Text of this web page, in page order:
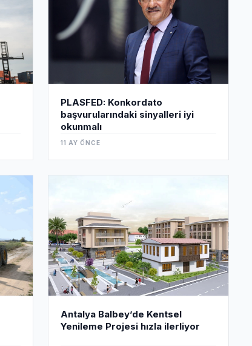
PLASFED: Konkordato
başvurularındaki sinyalleri iyi
okunmalı
11 AY ÖNCE
Antalya Balbey’de Kentsel
Yenileme Projesi hızla ilerliyor